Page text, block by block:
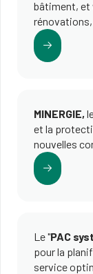
bâtiment, et
MINERGIE,
et la
nouvelles
Le "PAC
pour la
service